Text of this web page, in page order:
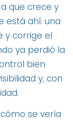
que crece y
está ahí: una
y corrige el
ya perdió la
bien
y, con
se vería